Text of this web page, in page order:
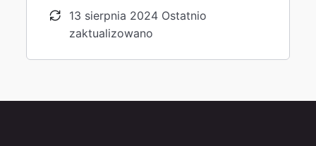
13 sierpnia 2024 Ostatnio
zaktualizowano